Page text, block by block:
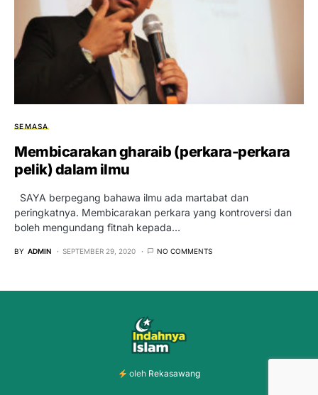
SEMASA
Membicarakan gharaib (perkara-perkara
pelik) dalam ilmu
SAYA berpegang bahawa ilmu ada martabat dan
peringkatnya. Membicarakan perkara yang kontroversi dan
boleh mengundang fitnah kepada…
BY ADMIN SEPTEMBER 29, 2020 NO COMMENTS
oleh Rekasawang